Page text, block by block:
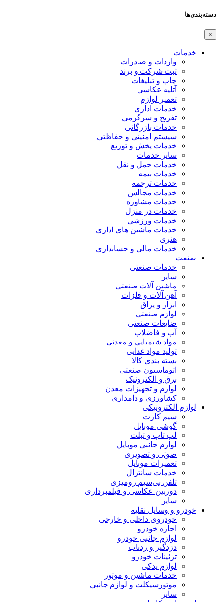
دسته‌بندی‌ها
×
خدمات
واردات و صادرات
ثبت شرکت و برند
چاپ و تبلیغات
آتلیه عکاسی
تعمیر لوازم
خدمات اداری
تفریح و سرگرمی
خدمات بازرگانی
سیستم امنیتی و حفاظتی
خدمات پخش و توزیع
سایر خدمات
خدمات حمل و نقل
خدمات بیمه
خدمات ترجمه
خدمات مجالس
خدمات مشاوره
خدمات در منزل
خدمات ورزشی
خدمات ماشین های اداری
هنری
خدمات مالی و حسابداری
صنعت
خدمات صنعتی
سایر
ماشین آلات صنعتی
آهن آلات و فلزات
ابزار و یراق
لوازم صنعتی
ضایعات صنعتی
آب و فاضلاب
مواد شیمیایی و معدنی
تولید مواد غذایی
بسته بندی کالا
اتوماسیون صنعتی
برق و الکترونیک
لوازم و تجهیزات معدن
کشاورزی و دامداری
لوازم الکترونیکی
سیم کارت
گوشی موبایل
لپ تاپ و تبلت
لوازم جانبی موبایل
صوتی و تصویری
تعمیرات موبایل
خدمات سانترال
تلفن بی‌سیم رومیزی
دوربین عکاسی و فیلمبرداری
سایر
خودرو و وسایل نقلیه
خودروی داخلی و خارجی
اجاره خودرو
لوازم جانبی خودرو
دزدگیر و ردیاب
تزئینات خودرو
لوازم یدکی
خدمات ماشین و موتور
موتورسیکلت و لوازم جانبی
سایر